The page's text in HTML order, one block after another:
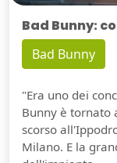
Bad Bunny:
Bad Bunny
"Era uno dei
Bunny è tornato
scorso
Milano. E la